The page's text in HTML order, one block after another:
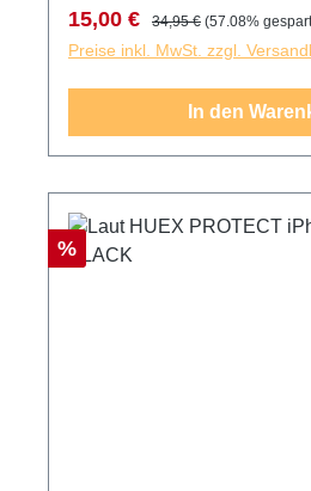
Verkaufspreis:
15,00 € Regulärer Preis:
34,95 € (57.08%
Preise inkl. MwSt. zzgl.
In den
Rabatt
%